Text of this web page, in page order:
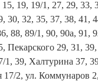
19, 19/1, 27, 29, 33,
30, 32, 35, 37, 38, 41,
88, 89/1, 90, 90а,
Пекарского 29, 31,
1, 39, Халтурина 37,
2, ул. Коммунаров